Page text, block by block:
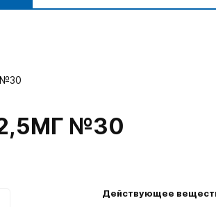
№30
Действующее